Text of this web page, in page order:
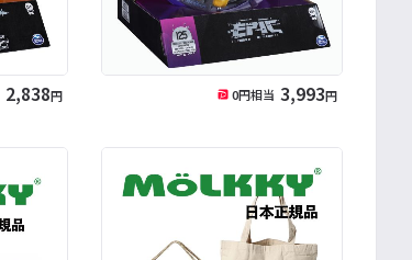
2,838円 0円相当 3,993円